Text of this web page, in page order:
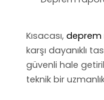
Kısacası, deprem
karşı dayanıklı
güvenli hale
teknik bir